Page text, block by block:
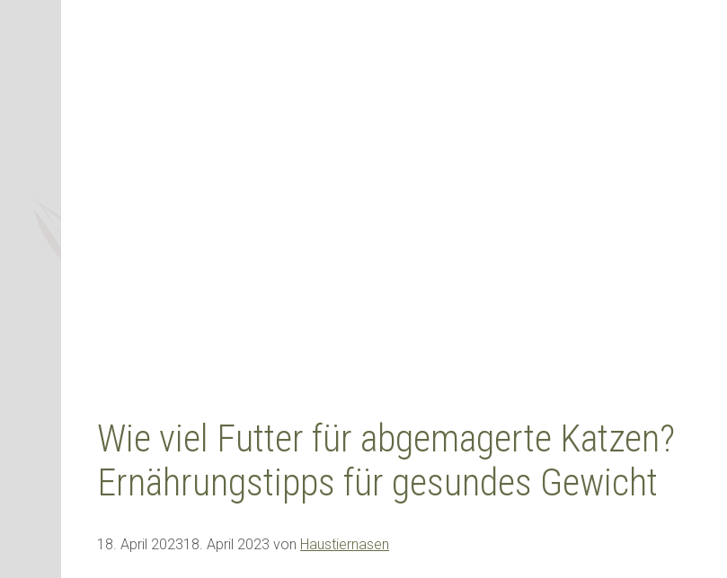
Wie viel Futter für abgemagerte Katzen?
Ernährungstipps für gesundes Gewicht
18. April 202318. April 2023 von Haustiernasen